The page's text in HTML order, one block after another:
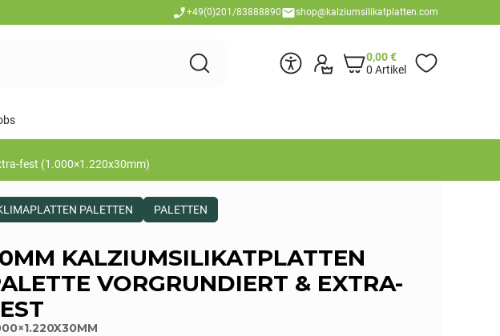
+49(0)201/83888890 shop@kalziumsilikatplatten.com
0,00€
0 Artikel
fest (1.000×1.220x30mm)
PALETTEN PALETTEN
KALZIUMSILIKATPLATTEN
VORGRUNDIERT & EXTRA-